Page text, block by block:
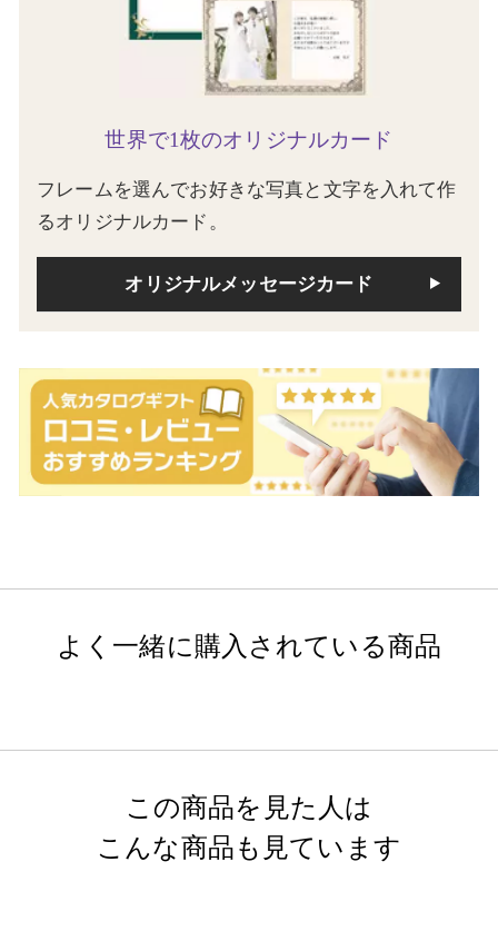
世界で1枚のオリジナルカード
フレームを選んでお好きな写真と文字を入れて作
るオリジナルカード。
オリジナルメッセージカード
よく一緒に購入されている商品
この商品を見た人は
こんな商品も見ています